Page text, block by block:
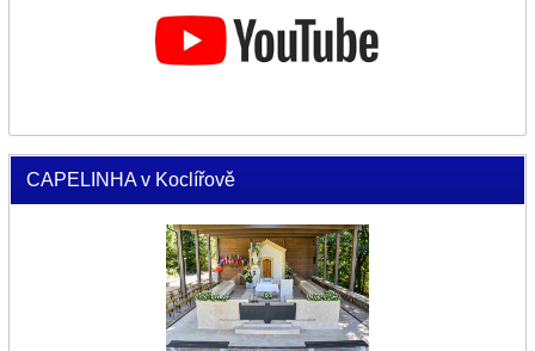
CAPELINHA v Koclířově